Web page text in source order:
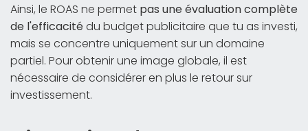
Ainsi, le ROAS ne permet pas une évaluation complète
de l'efficacitédu budget publicitaire que tu as investi,
mais se concentre uniquement sur un domaine
partiel. Pour obtenir une image globale, il est
nécessaire de considérer en plus le retour sur
investissement.